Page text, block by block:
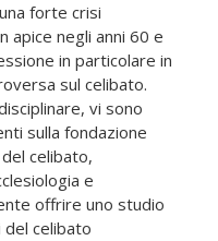
forte crisi
apice negli anni 60 e
in particolare in
sul celibato.
vi sono
sulla fondazione
celibato,
e
offrire uno studio
celibato